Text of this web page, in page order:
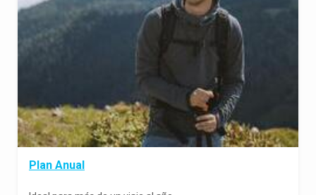
Plan Anual